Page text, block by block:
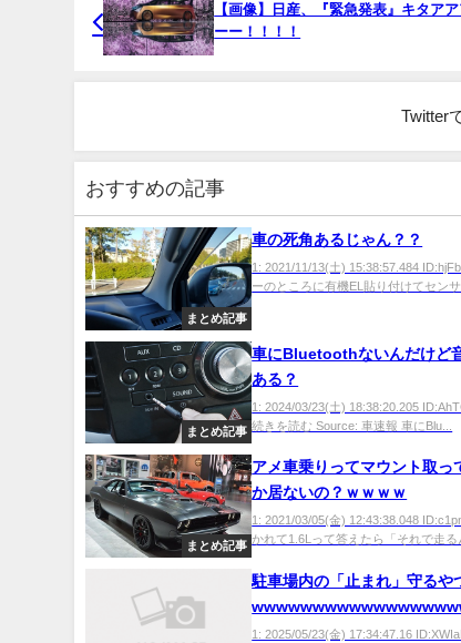
【画像】日産、『緊急発表』キタア
ーー！！！！
Twitter
おすすめの記事
まとめ記事
車の死角あるじゃん？？
1: 2021/11/13(土) 15:38:57.484
ーのところに有機EL貼り付けてセンサ
まとめ記事
車にBluetoothないんだけど
ある？
1: 2024/03/23(土) 18:38:20.205
続きを読む Source: 車速報 車にBlu...
まとめ記事
アメ車乗りってマウント取っ
か居ないの？ｗｗｗｗ
1: 2021/03/05(金) 12:43:38.048
かれて1.6Lって答えたら「それで走る
駐車場内の「止まれ」守るや
1: 2025/05/23(金) 17:34:47.16